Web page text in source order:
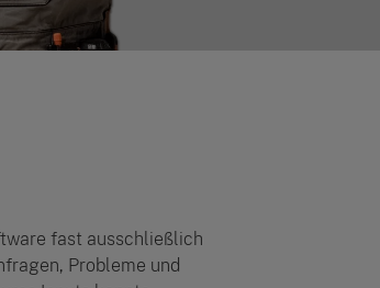
fast ausschließlich
Probleme und